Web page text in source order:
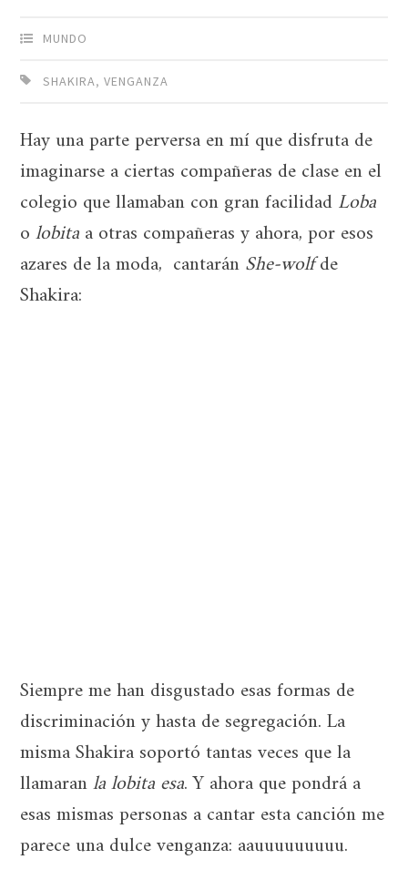
MUNDO
SHAKIRA,VENGANZA
Hay una parte perversa en mí que disfruta de
imaginarse a ciertas compañeras de clase en el
colegio que llamaban con gran facilidadLoba
olobitaa otras compañeras y ahora, por esos
azares de la moda, cantaránShe-wolfde
Shakira:
Siempre me han disgustado esas formas de
discriminación y hasta de segregación. La
misma Shakira soportó tantas veces que la
llamaranla lobita esa. Y ahora que pondrá a
esas mismas personas a cantar esta canción me
parece una dulce venganza: aauuuuuuuuu.